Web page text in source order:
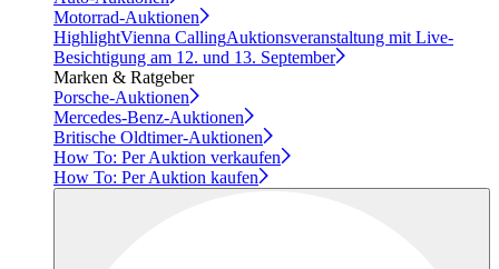
Motorrad-Auktionen
HighlightVienna CallingAuktionsveranstaltung mit Live-
Besichtigung am 12. und 13. September
Marken & Ratgeber
Porsche-Auktionen
Mercedes-Benz-Auktionen
Britische Oldtimer-Auktionen
How To: Per Auktion verkaufen
How To: Per Auktion kaufen